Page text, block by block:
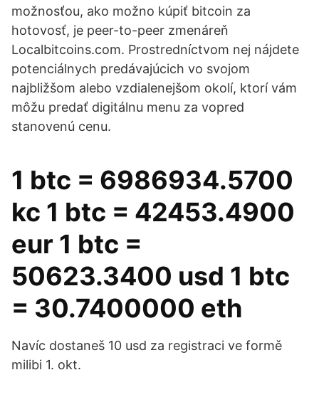
možnosťou, ako možno kúpiť bitcoin za
hotovosť, je peer-to-peer zmenáreň
Localbitcoins.com. Prostredníctvom nej nájdete
potenciálnych predávajúcich vo svojom
najbližšom alebo vzdialenejšom okolí, ktorí vám
môžu predať digitálnu menu za vopred
stanovenú cenu.
1 btc = 6986934.5700
kc 1 btc = 42453.4900
eur 1 btc =
50623.3400 usd 1 btc
= 30.7400000 eth
Navíc dostaneš 10 usd za registraci ve formě
milibi 1. okt.